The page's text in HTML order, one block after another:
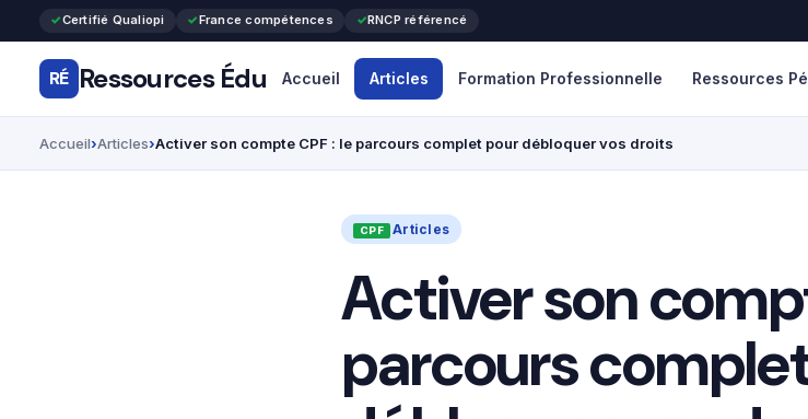
Certifié Qualiopi France compétences RNCP référencé
RÉ Ressources Édu Accueil Articles Formation Professionnelle Ressources
Accueil Articles Activer son compte CPF : le parcours complet pour débloquer vos droits
Articles
Activer son
parcours